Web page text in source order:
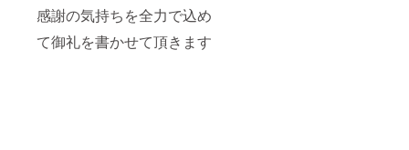
感謝の気持ちを全力で込め
て御礼を書かせて頂きます